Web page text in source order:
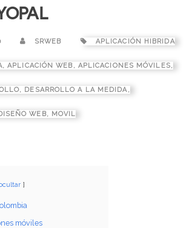
SRWEB APLICACIÓN HIBRIDA
,APLICACIÓN WEB, APLICACIONES MÓVILES,
, DESARROLLO A LA MEDIDA,
WEB, MOVIL
móviles